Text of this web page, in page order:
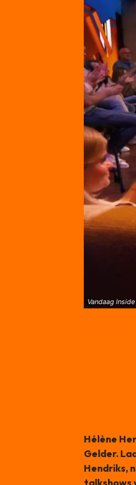
Vandaag
Hélène
Gelder.
Hendriks,